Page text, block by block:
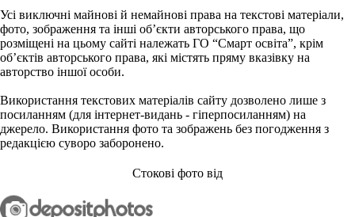
Усі виключні майнові й немайнові права на текстові матеріали,
фото, зображення та інші об’єкти авторського права, що
розміщені на цьому сайті належать ГО “Смарт освіта”, крім
об’єктів авторського права, які містять пряму вказівку на
авторство іншої особи.
Використання текстових матеріалів сайту дозволено лише з
посиланням (для інтернет-видань - гіперпосиланням) на
джерело. Використання фото та зображень без погодження з
редакцією суворо заборонено.
Стокові фото від